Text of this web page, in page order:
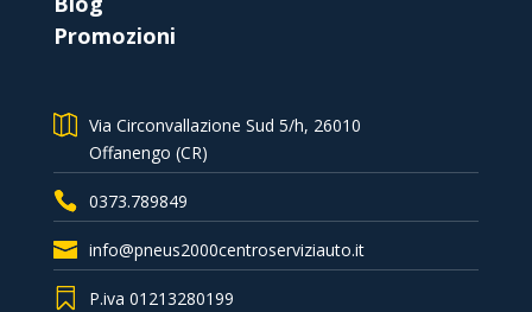
Promozioni
Via Circonvallazione Sud 5/h, 26010
Offanengo (CR)
0373.789849
info@pneus2000centroserviziauto.it
P.iva 01213280199